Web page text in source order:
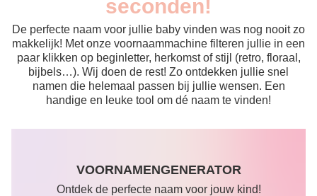
seconden!
De perfecte naam voor jullie baby vinden was nog nooit zo
makkelijk! Met onze voornaammachine filteren jullie in een
paar klikken op beginletter, herkomst of stijl (retro, floraal,
bijbels…). Wij doen de rest! Zo ontdekken jullie snel
namen die helemaal passen bij jullie wensen. Een
handige en leuke tool om dé naam te vinden!
VOORNAMENGENERATOR
Ontdek de perfecte naam voor jouw kind!